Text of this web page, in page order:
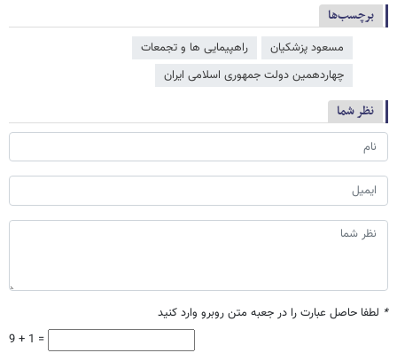
برچسب‌ها
مسعود پزشکیان
راهپیمایی ها و تجمعات
چهاردهمین دولت جمهوری اسلامی ایران
نظر شما
* لطفا حاصل عبارت را در جعبه متن روبرو وارد کنید
9 + 1 =